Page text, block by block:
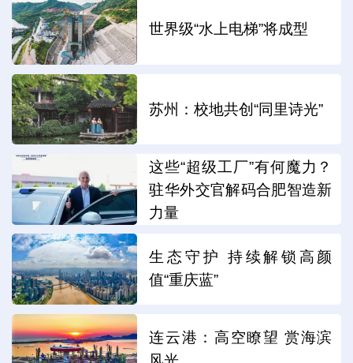
世界级“水上电梯”将成型
苏州：校地共创“同里诗光”
这些“超级工厂”有何魔力？
驻华外交官解码合肥智造新
力量
生态守护 持续解锁高颜
值“重庆蓝”
连云港：高空瞭望 赏海滨